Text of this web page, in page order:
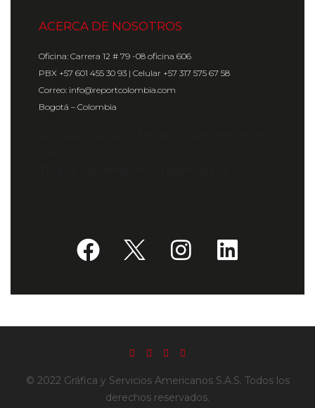
ACERCA DE NOSOTROS
Oficina: Carrera 12 # 79 -08 oficina 606
PBX +57 601 455 30 93 | Celular +57 317 575 67 58
Correo: info@reportcolombia.com
Bogotá – Colombia
© 2022 Gráfica y Servicios Americanos S.A.S. Todos los
derechos reservados.